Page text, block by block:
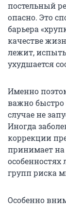
постельный
опасно. Это
барьера
качестве
лежит,
ухудшается
Именно
важно быстро
случае не
Иногда
коррекции
принимает на
групп риска
Особенно